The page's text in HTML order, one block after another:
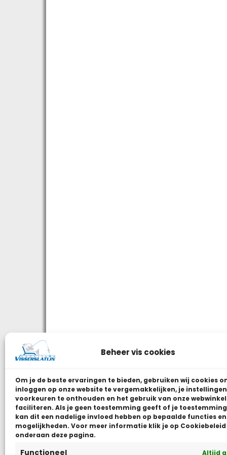
Beheer vis cookies
Om je de beste ervaringen te bieden, gebruiken wij cookies
inloggen op onze website te vergemakkelijken, je
voorkeuren te onthouden en het gebruik van onze
faciliteren. Als je geen toestemming geeft of je
kan dit een nadelige invloed hebben op bepaalde functies en
mogelijkheden. Voor meer informatie klik je op Cookiebeleid
onderaan deze pagina.
Functioneel Altijd